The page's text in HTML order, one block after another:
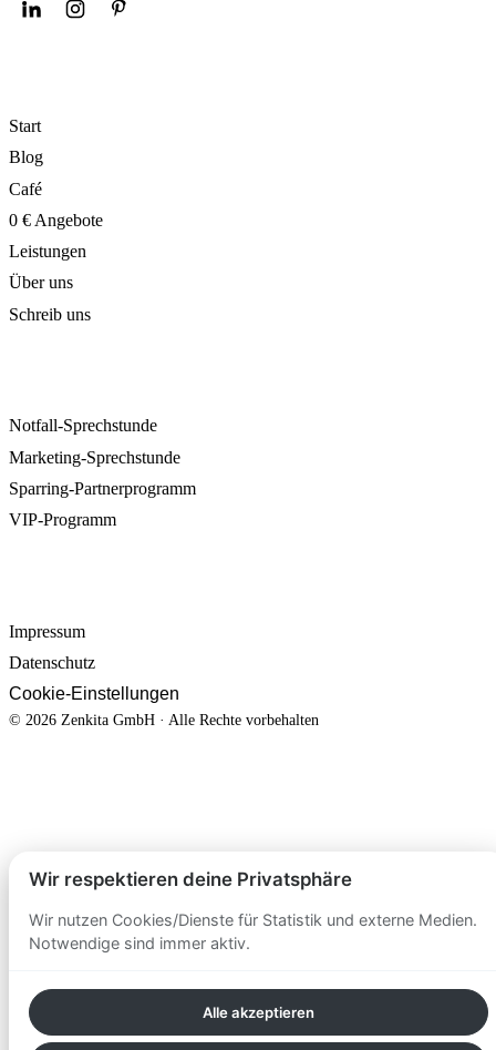
Start
Blog
Café
0 € Angebote
Leistungen
Über uns
Schreib uns
Notfall-Sprechstunde
Marketing-Sprechstunde
Sparring-Partnerprogramm
VIP-Programm
Impressum
Datenschutz
Cookie-Einstellungen
© 2026 Zenkita GmbH · Alle Rechte vorbehalten
Wir respektieren deine Privatsphäre
Wir nutzen Cookies/Dienste für Statistik und externe Medien.
Notwendige sind immer aktiv.
Alle akzeptieren